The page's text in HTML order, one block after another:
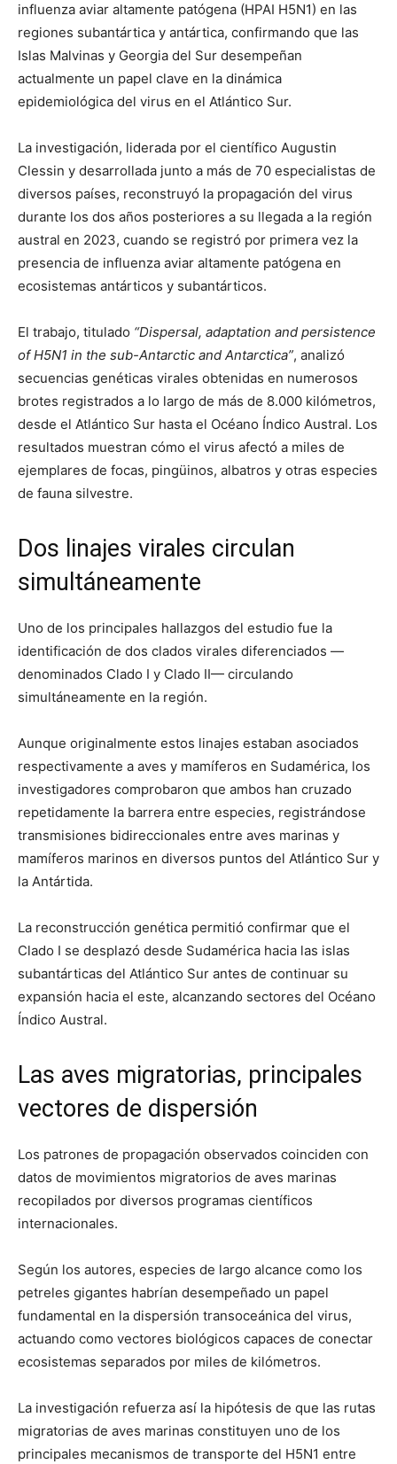
influenza aviar altamente patógena (HPAI H5N1) en las
regiones subantártica y antártica, confirmando que las
Islas Malvinas y Georgia del Sur desempeñan
actualmente un papel clave en la dinámica
epidemiológica del virus en el Atlántico Sur.
La investigación, liderada por el científico Augustin
Clessin y desarrollada junto a más de 70 especialistas de
diversos países, reconstruyó la propagación del virus
durante los dos años posteriores a su llegada a la región
austral en 2023, cuando se registró por primera vez la
presencia de influenza aviar altamente patógena en
ecosistemas antárticos y subantárticos.
El trabajo, titulado “Dispersal, adaptation and persistence
of H5N1 in the sub-Antarctic and Antarctica”, analizó
secuencias genéticas virales obtenidas en numerosos
brotes registrados a lo largo de más de 8.000 kilómetros,
desde el Atlántico Sur hasta el Océano Índico Austral. Los
resultados muestran cómo el virus afectó a miles de
ejemplares de focas, pingüinos, albatros y otras especies
de fauna silvestre.
Dos linajes virales circulan
simultáneamente
Uno de los principales hallazgos del estudio fue la
identificación de dos clados virales diferenciados —
denominados Clado I y Clado II— circulando
simultáneamente en la región.
Aunque originalmente estos linajes estaban asociados
respectivamente a aves y mamíferos en Sudamérica, los
investigadores comprobaron que ambos han cruzado
repetidamente la barrera entre especies, registrándose
transmisiones bidireccionales entre aves marinas y
mamíferos marinos en diversos puntos del Atlántico Sur y
la Antártida.
La reconstrucción genética permitió confirmar que el
Clado I se desplazó desde Sudamérica hacia las islas
subantárticas del Atlántico Sur antes de continuar su
expansión hacia el este, alcanzando sectores del Océano
Índico Austral.
Las aves migratorias, principales
vectores de dispersión
Los patrones de propagación observados coinciden con
datos de movimientos migratorios de aves marinas
recopilados por diversos programas científicos
internacionales.
Según los autores, especies de largo alcance como los
petreles gigantes habrían desempeñado un papel
fundamental en la dispersión transoceánica del virus,
actuando como vectores biológicos capaces de conectar
ecosistemas separados por miles de kilómetros.
La investigación refuerza así la hipótesis de que las rutas
migratorias de aves marinas constituyen uno de los
principales mecanismos de transporte del H5N1 entre